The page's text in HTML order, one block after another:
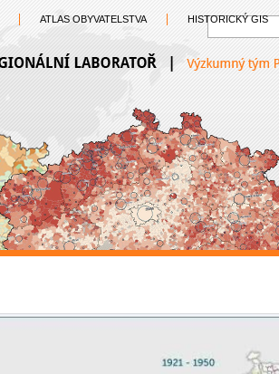
ATLAS OBYVATELSTVA HISTORICKÝ GIS